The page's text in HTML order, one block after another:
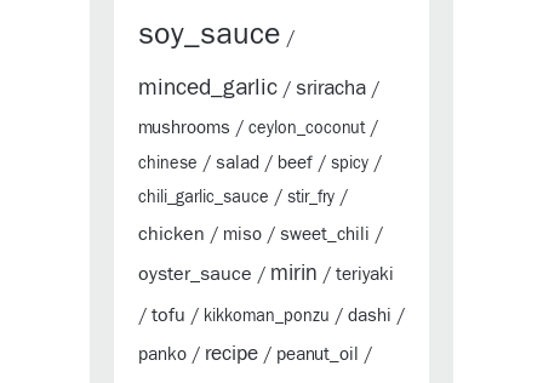
soy_sauce /
minced_garlic / sriracha /
mushrooms / ceylon_coconut /
chinese / salad / beef / spicy /
chili_garlic_sauce / stir_fry /
chicken / miso / sweet_chili /
oyster_sauce / mirin / teriyaki
/ tofu / kikkoman_ponzu / dashi /
panko / recipe / peanut_oil /